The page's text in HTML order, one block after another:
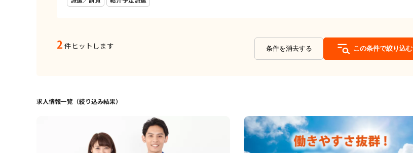
2 件ヒットします 条件を消去する この条件で絞り込む
求人情報一覧（絞り込み結果）